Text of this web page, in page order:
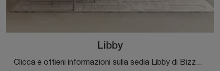
Libby
Clicca e ottieni informazioni sulla sedia Libby di Bizzotto in tessuto: le più belle Sedie fisse moderne ti attendono.